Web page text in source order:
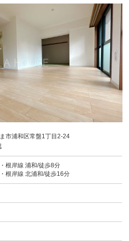
市浦和区常盤1丁目2-24
・根岸線浦和/徒歩8分
・根岸線北浦和/徒歩16分